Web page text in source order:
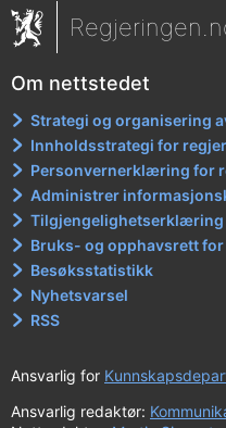
Om nettstedet
Strategi og organisering
Innholdsstrategi for
Personvernerklæring for
Administrer
Tilgjengelighetserklæring
Bruks- og opphavsrett
Besøksstatistikk
Nyhetsvarsel
RSS
Ansvarlig for
Ansvarlig redaktør: